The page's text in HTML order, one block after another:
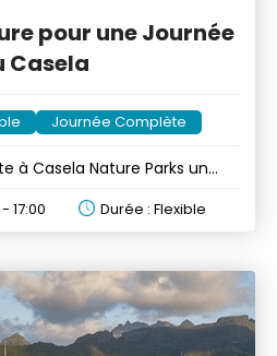
pour une Journée
Casela
Journée Complète
à Casela Nature Parks un
17:00 Durée : Flexible